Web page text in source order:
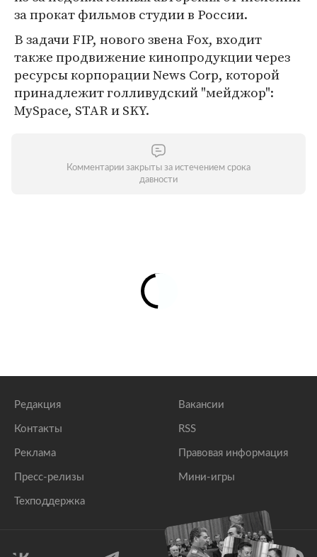
за прокат фильмов студии в России.
В задачи FIP, нового звена Fox, входит
также продвижение кинопродукции через
ресурсы корпорации News Corp, которой
принадлежит голливудский "мейджор":
MySpace, STAR и SKY.
Комментарии закрыты за истечением срока
давности
Редакция
Контакты
Реклама
Пресс-релизы
Техподдержка
Вакансии
RSS
Правовая информация
Мини-игры